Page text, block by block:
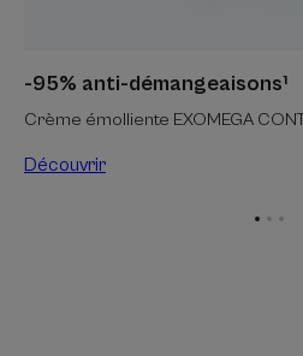
-95% anti-démangeaisons¹
Crème émolliente EXOMEGA
Découvrir
AllerAller